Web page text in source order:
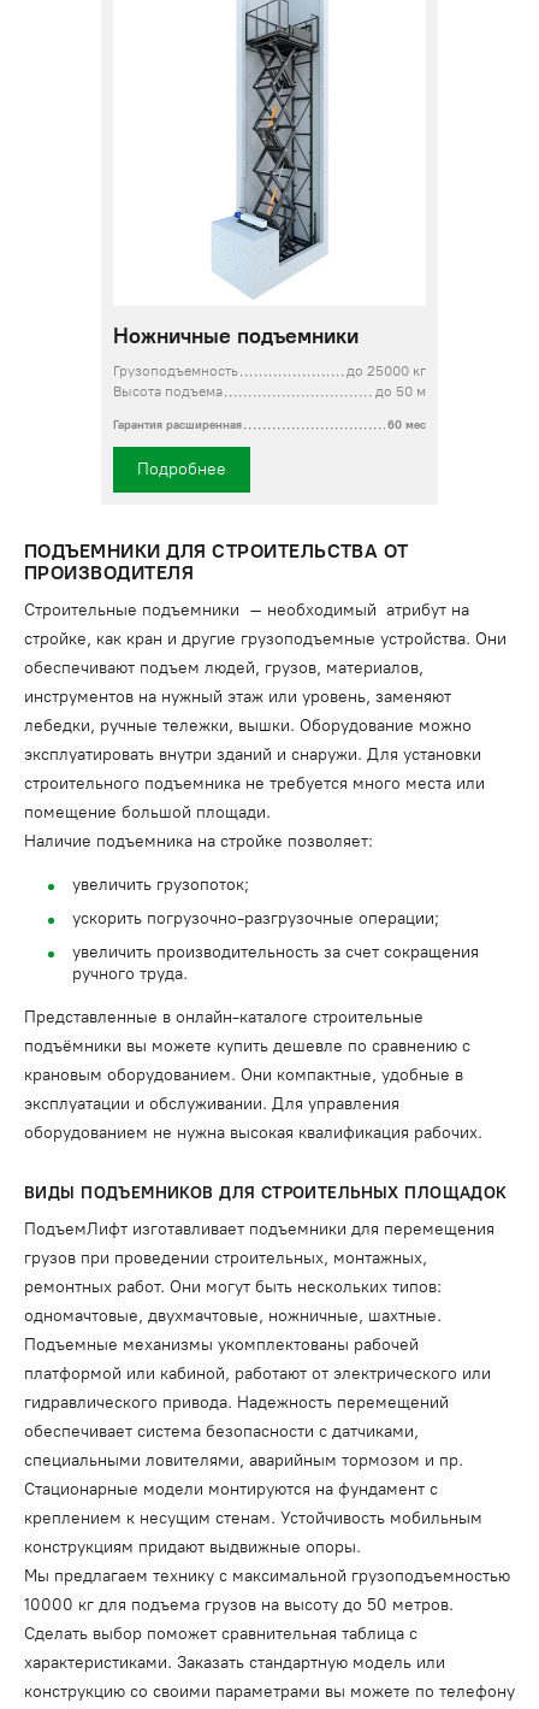
Ножничные подъемники
Грузоподъемность
до 25000 кг
Высота подъема
до 50 м
Гарантия расширенная 60 мес
Подробнее
ПОДЪЕМНИКИ ДЛЯ СТРОИТЕЛЬСТВА ОТ
ПРОИЗВОДИТЕЛЯ
Строительные подъемники – необходимый атрибут на
стройке, как кран и другие грузоподъемные устройства. Они
обеспечивают подъем людей, грузов, материалов,
инструментов на нужный этаж или уровень, заменяют
лебедки, ручные тележки, вышки. Оборудование можно
эксплуатировать внутри зданий и снаружи. Для установки
строительного подъемника не требуется много места или
помещение большой площади.
Наличие подъемника на стройке позволяет:
увеличить грузопоток;
ускорить погрузочно-разгрузочные операции;
увеличить производительность за счет сокращения
ручного труда.
Представленные в онлайн-каталоге строительные
подъёмники вы можете купить дешевле по сравнению с
крановым оборудованием. Они компактные, удобные в
эксплуатации и обслуживании. Для управления
оборудованием не нужна высокая квалификация рабочих.
ВИДЫ ПОДЪЕМНИКОВ ДЛЯ СТРОИТЕЛЬНЫХ ПЛОЩАДОК
ПодъемЛифт изготавливает подъемники для перемещения
грузов при проведении строительных, монтажных,
ремонтных работ. Они могут быть нескольких типов:
одномачтовые, двухмачтовые, ножничные, шахтные.
Подъемные механизмы укомплектованы рабочей
платформой или кабиной, работают от электрического или
гидравлического привода. Надежность перемещений
обеспечивает система безопасности с датчиками,
специальными ловителями, аварийным тормозом и пр.
Стационарные модели монтируются на фундамент с
креплением к несущим стенам. Устойчивость мобильным
конструкциям придают выдвижные опоры.
Мы предлагаем технику с максимальной грузоподъемностью
10000 кг для подъема грузов на высоту до 50 метров.
Сделать выбор поможет сравнительная таблица с
характеристиками. Заказать стандартную модель или
конструкцию со своими параметрами вы можете по телефону